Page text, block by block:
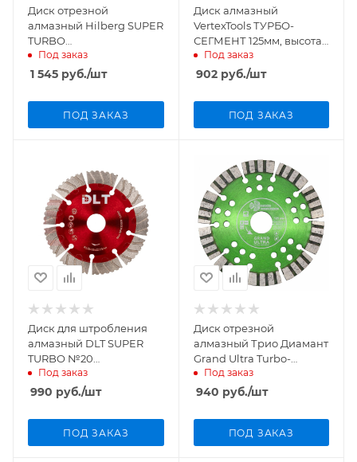
Диск отрезной
алмазный Hilberg SUPER
TURBO
125мм/22,23мм/2,15мм,
HS102
Под заказ
1 545 руб./шт
ПОД ЗАКАЗ
Диск алмазный
VertexTools ТУРБО-
СЕГМЕНТ 125мм, высота
алмаза 14мм с
усиленными
Под заказ
902руб./шт
ПОД ЗАКАЗ
Диск для штробления
алмазный DLT SUPER
TURBO №20
125мм/22,23мм/2,5мм,
1420
Под заказ
990 руб./шт
ПОД ЗАКАЗ
Диск отрезной
алмазный Трио Диамант
Grand Ultra Turbo-
Segment
125мм/22,23мм/2,1мм,
Под заказ
940 руб./шт
ПОД ЗАКАЗ